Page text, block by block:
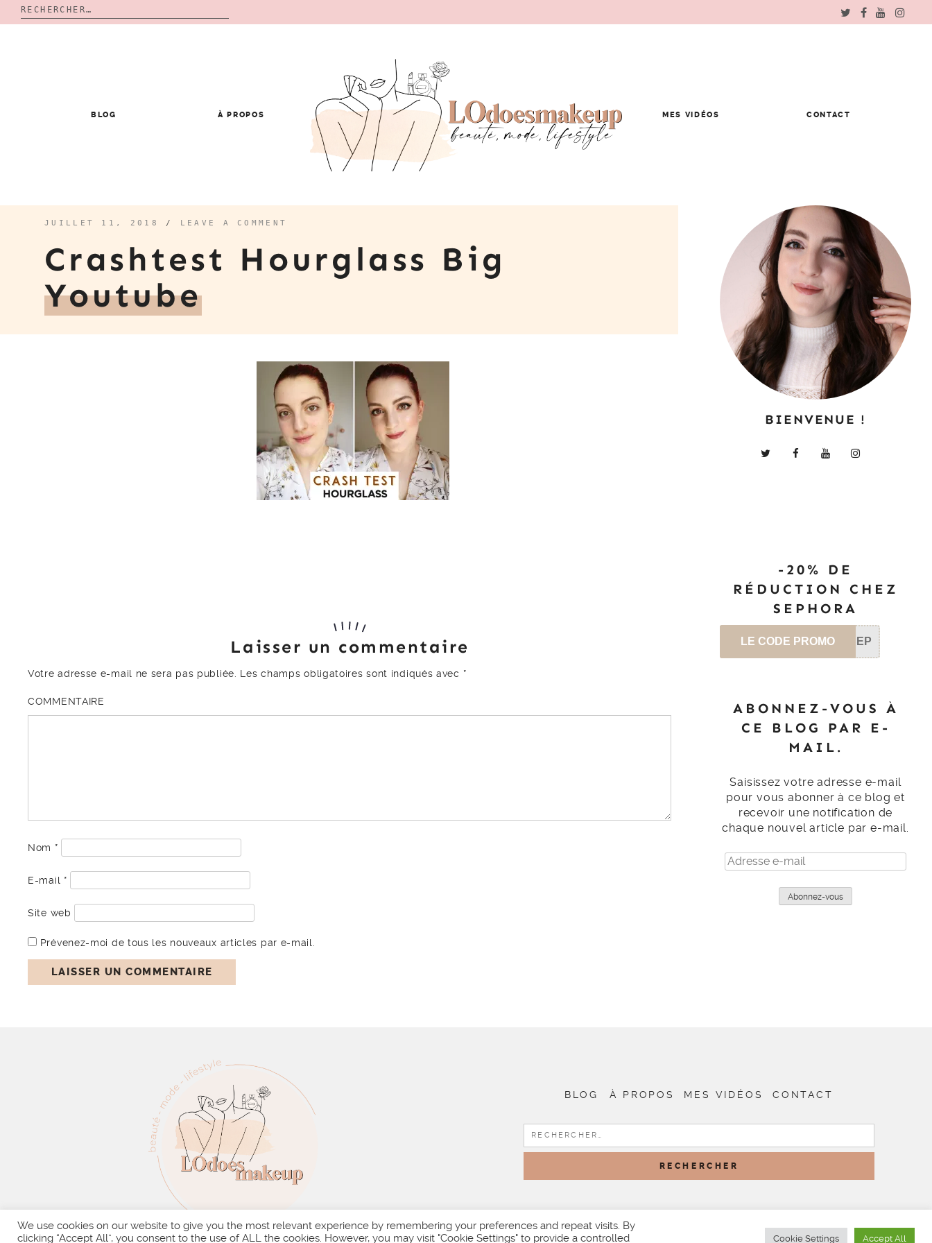
Rechercher :
BLOG À PROPOS MES VIDÉOS CONTACT
JUILLET 11, 2018 / LEAVE A COMMENT
Crashtest Hourglass Big
Youtube
Laisser un commentaire
Votre adresse e-mail ne sera pas publiée. Les champs obligatoires sont indiqués avec *
COMMENTAIRE
Nom *
E-mail *
Site web
Prévenez-moi de tous les nouveaux articles par e-mail.
BIENVENUE !
-20% DE
RÉDUCTION CHEZ
SEPHORA
LE CODE PROMO SEP
ABONNEZ-VOUS À
CE BLOG PAR E-
MAIL.
Saisissez votre adresse e-mail
pour vous abonner à ce blog et
recevoir une notification de
chaque nouvel article par e-mail.
Adresse
e-
Abonnez-vous
BLOG À PROPOS MES VIDÉOS CONTACT
RECHERCHER :
We use cookies on our website to give you the most relevant experience by remembering your preferences and repeat visits. By
clicking “Accept All”, you consent to the use of ALL the cookies. However, you may visit "Cookie Settings" to provide a controlled
Cookie Settings Accept All